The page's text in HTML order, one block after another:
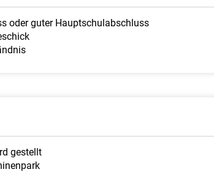
oder guter Hauptschulabschluss
gestellt